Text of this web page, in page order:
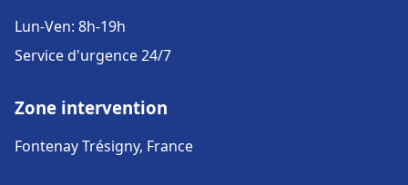
Lun-Ven: 8h-19h
Service d'urgence 24/7
Zone intervention
Fontenay Trésigny, France